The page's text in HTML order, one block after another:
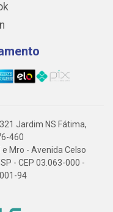
Jardim NS Fátima,
460
e Mro - Avenida Celso
- CEP 03.063-000 -
94